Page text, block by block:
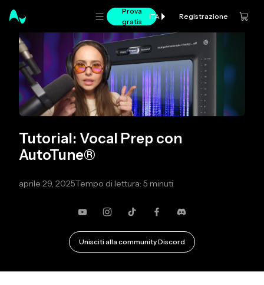
Prova
gratis
ITA Registrazione
Tutorial: Vocal Prep con
AutoTune®
aprile 29, 2025Tempo di lettura: 5 minuti
YouTubeInstagram
TikTokFacebook
Discordia
Unisciti alla community Discord